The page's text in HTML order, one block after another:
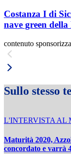
Costanza I di
nave green della
contenuto
Sullo stesso
L'INTERVISTA AL
Maturità 2020,
concordato e varrà